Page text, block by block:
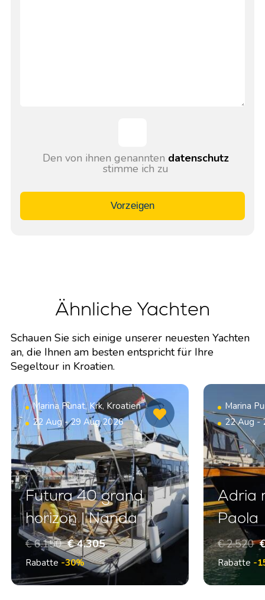
Den von ihnen genannten datenschutz
stimme ich zu
Vorzeigen
Ähnliche Yachten
Schauen Sie sich einige unserer neuesten Yachten
an, die Ihnen am besten entspricht für Ihre
Segeltour in Kroatien.
Marina Punat, Krk, Kroatien
22 Aug - 29 Aug 2026
Futura 40 grand
horizon | Nanda
€ 6.150 € 4.305
Rabatte -30%
Marina
22 Aug -
Adria
Paola
€ 2.520
Rabatte -